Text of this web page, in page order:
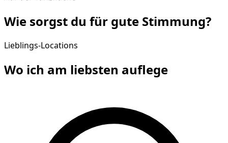
Wie sorgst du für gute Stimmung?
Lieblings-Locations
Wo ich am liebsten auflege